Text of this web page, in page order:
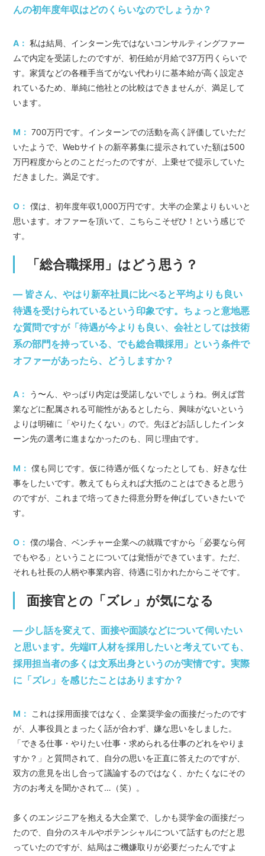
んの初年度年収はどのくらいなのでしょうか？
A： 私は結局、インターン先ではないコンサルティングファー
ムで内定を受諾したのですが、初任給が月給で37万円くらいで
す。家賃などの各種手当てがない代わりに基本給が高く設定さ
れているため、単純に他社との比較はできませんが、満足して
います。
M： 700万円です。インターンでの活動を高く評価していただ
いたようで、Webサイトの新卒募集に提示されていた額は500
万円程度からとのことだったのですが、上乗せで提示していた
だきました。満足です。
O： 僕は、初年度年収1,000万円です。大半の企業よりもいいと
思います。オファーを頂いて、こちらこそぜひ！という感じで
す。
「総合職採用」はどう思う？
― 皆さん、やはり新卒社員に比べると平均よりも良い
待遇を受けられているという印象です。ちょっと意地悪
な質問ですが「待遇が今よりも良い、会社としては技術
系の部門を持っている、でも総合職採用」という条件で
オファーがあったら、どうしますか？
A：
う〜ん、やっぱり内定は受諾しないでしょうね。例えば営
業などに配属される可能性があるとしたら、興味がないという
よりは明確に「やりたくない」ので。先ほどお話ししたインタ
ーン先の選考に進まなかったのも、同じ理由です。
M： 僕も同じです。仮に待遇が低くなったとしても、好きな仕
事をしたいです。教えてもらえれば大抵のことはできると思う
のですが、これまで培ってきた得意分野を伸ばしていきたいで
す。
O： 僕の場合、ベンチャー企業への就職ですから「必要なら何
でもやる」ということについては覚悟ができています。ただ、
それも社長の人柄や事業内容、待遇に引かれたからこそです。
面接官との「ズレ」が気になる
― 少し話を変えて、面接や面談などについて伺いたい
と思います。先端IT人材を採用したいと考えていても、
採用担当者の多くは文系出身というのが実情です。実際
に「ズレ」を感じたことはありますか？
M：
これは採用面接ではなく、企業奨学金の面接だったのです
が、人事役員とまったく話が合わず、嫌な思いをしました。
「できる仕事・やりたい仕事・求められる仕事のどれをやりま
すか？」と質問されて、自分の思いを正直に答えたのですが、
双方の意見を出し合って議論するのではなく、かたくなにその
方のお考えを聞かされて…（笑）。
多くのエンジニアを抱える大企業で、しかも奨学金の面接だっ
たので、自分のスキルやポテンシャルについて話すものだと思
っていたのですが、結局はご機嫌取りが必要だったんですよ